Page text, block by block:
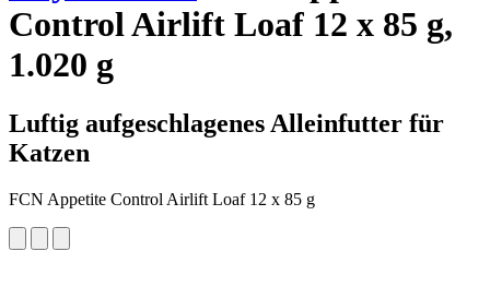
Control Airlift Loaf 12 x 85 g,
1.020 g
Luftig aufgeschlagenes Alleinfutter für
Katzen
FCN Appetite Control Airlift Loaf 12 x 85 g